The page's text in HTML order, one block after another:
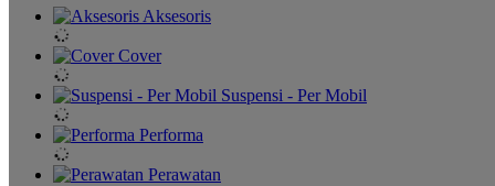
Aksesoris
Cover
Suspensi - Per Mobil
Performa
Perawatan